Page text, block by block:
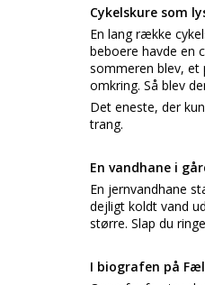
Cykelskure som
En lang række
beboere havde en
sommeren blev, et
omkring. Så blev
Det eneste, der
trang.
En vandhane i
En jernvandhane
dejligt koldt vand
større. Slap du
I biografen på